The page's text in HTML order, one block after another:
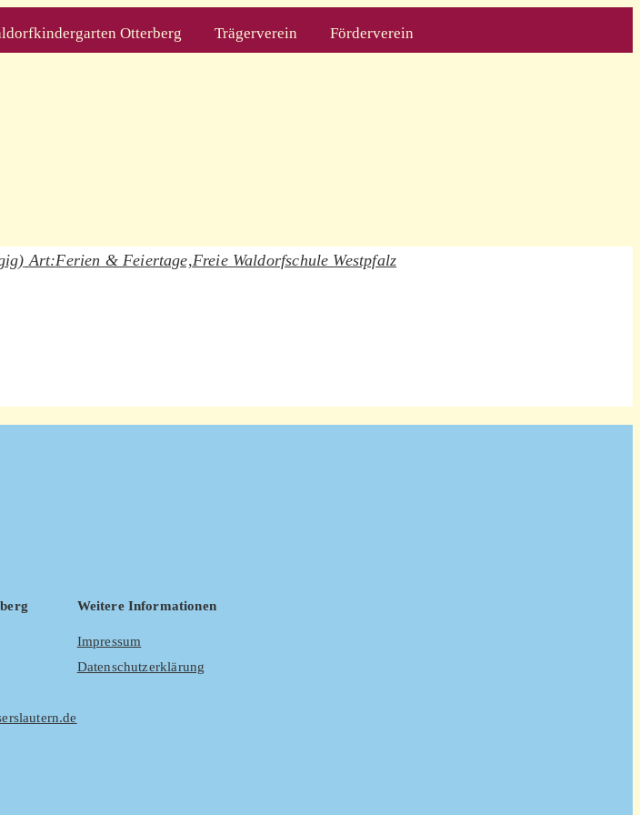
Otterberg Trägerverein Förderverein
Art:Ferien & Feiertage,Freie Waldorfschule Westpfalz
Weitere Informationen
Impressum
Datenschutzerklärung